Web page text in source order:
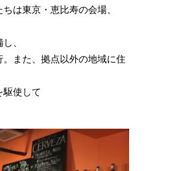
は東京・恵比寿の会場、
、
また、拠点以外の地域に住
駆使して